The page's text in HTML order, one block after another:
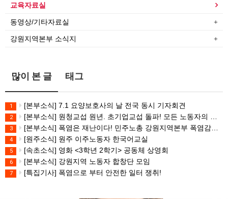
교육자료실
동영상/기타자료실
강원지역본부 소식지
많이 본 글 태그
1 [본부소식] 7.1 요양보호사의 날 전국 동시 기자회견
2 [본부소식] 원청교섭 원년. 초기업교섭 돌파! 모든 노동자의 노동기본권 쟁취! 민주노총 7.15 총파업대회
3 [본부소식] 폭염은 재난이다! 민주노총 강원지역본부 폭염감시단 선포 기자회견
4 [원주소식] 원주 이주노동자 한국어교실
5 [속초소식] 영화 <3학년 2학기> 공동체 상영회
6 [본부소식] 강원지역 노동자 합창단 모임
7 [특집기사] 폭염으로 부터 안전한 일터 쟁취!